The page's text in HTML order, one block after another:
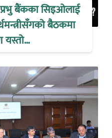
प्रभु बैंकका सिइओलाई
बैठकमा
यस्तो…